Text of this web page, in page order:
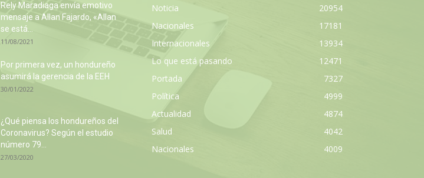
Rely Maradiaga envía emotivo
mensaje a Allan Fajardo, «Allan
se está...
11/08/2021
Por primera vez, un hondureño
asumirá la gerencia de la EEH
30/01/2022
¿Qué piensa los hondureños del
Coronavirus? Según el estudio
número 79...
27/03/2020
Noticia
20954
Nacionales
17181
Internacionales
13934
Lo que está pasando
12471
Portada
7327
Política
4999
Actualidad
4874
Salud
4042
Nacionales
4009